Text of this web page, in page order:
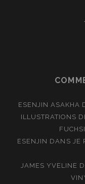
ESENJIN ASAKHA
ILLUSTRATIONS
ESENJIN DANS JE
JAMES YVELINE